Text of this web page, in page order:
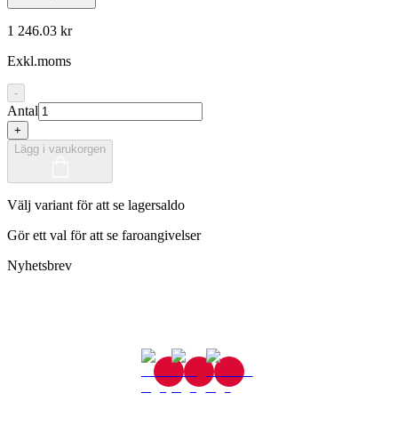
1 246.03 kr
Exkl.moms
-
Antal
+
Lägg i varukorgen
Välj variant för att se lagersaldo
Gör ett val för att se faroangivelser
Nyhetsbrev